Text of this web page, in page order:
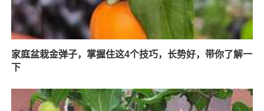
家庭盆栽金弹子，掌握住这4个技巧，长势好，带你了解一
下